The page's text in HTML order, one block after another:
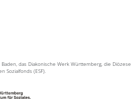
das Diakonische Werk Württemberg, die Diözese
Sozialfonds (ESF).